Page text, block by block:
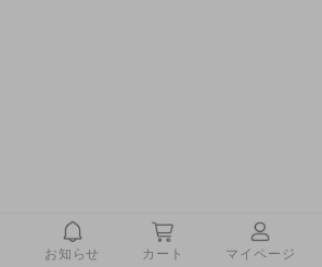
お知らせ カート マイページ